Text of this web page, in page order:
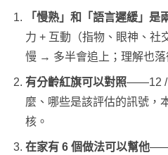
「慢熟」和「語言遲緩」是
力 + 互動（指物、眼神、社
慢 → 多半會追上；理解也
有分齡紅旗可以對照——12 /
麼、哪些是該評估的訊號，
核。
在家有 6 個做法可以幫他——